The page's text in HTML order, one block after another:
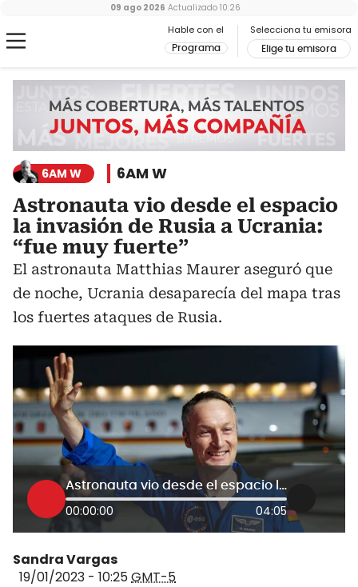
Hable con el
Programa
Selecciona tu emisora
Elige tu emisora
09 ago 2026 Actualizado 10:26
6AM W 6AM W
Astronauta vio desde el espacio
la invasión de Rusia a Ucrania:
“fue muy fuerte”
El astronauta Matthias Maurer aseguró que
de noche, Ucrania desaparecía del mapa tras
los fuertes ataques de Rusia.
Astronauta vio desde el espacio la invasión de Rusia a Ucrania: “fue muy fuerte”
00:00:00 04:05
Sandra Vargas
19/01/2023 - 10:25GMT-5